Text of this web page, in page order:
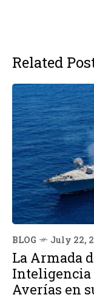
Related
BLOG July 22,
La Armada
Inteligencia
Averías en